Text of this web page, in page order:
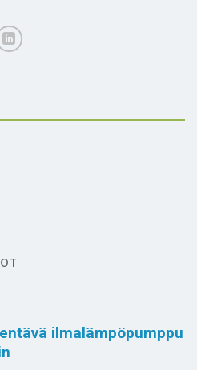
ilmalämpöpumppu